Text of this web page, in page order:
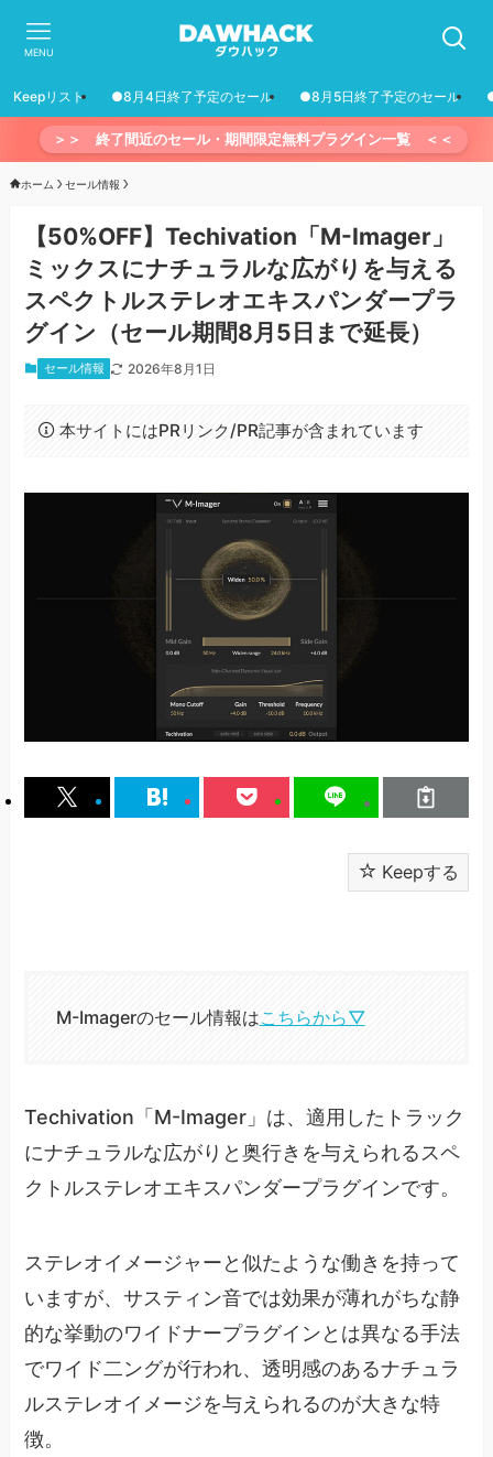
MENU
Keepリスト ●8月4日終了予定のセール ●8月5日終了予定のセール
＞＞ 終了間近のセール・期間限定無料プラグイン一覧 ＜＜
ホーム セール情報
【50%OFF】Techivation「M-Imager」
ミックスにナチュラルな広がりを与える
スペクトルステレオエキスパンダープラ
グイン（セール期間8月5日まで延長）
セール情報 2026年8月1日
本サイトにはPRリンク/PR記事が含まれています
Keepする
M-Imagerのセール情報はこちらから▽
Techivation「M-Imager」は、適用したトラック
にナチュラルな広がりと奥行きを与えられるスペ
クトルステレオエキスパンダープラグインです。
ステレオイメージャーと似たような働きを持って
いますが、サスティン音では効果が薄れがちな静
的な挙動のワイドナープラグインとは異なる手法
でワイド二ングが行われ、透明感のあるナチュラ
ルステレオイメージを与えられるのが大きな特
徴。